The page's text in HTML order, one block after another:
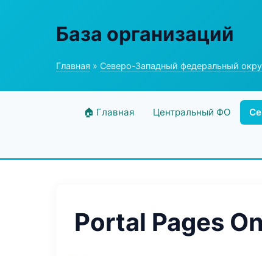
База организаций
Главная » Северо-Западный федеральный
🏠 Главная Центральный ФО
Portal Pages